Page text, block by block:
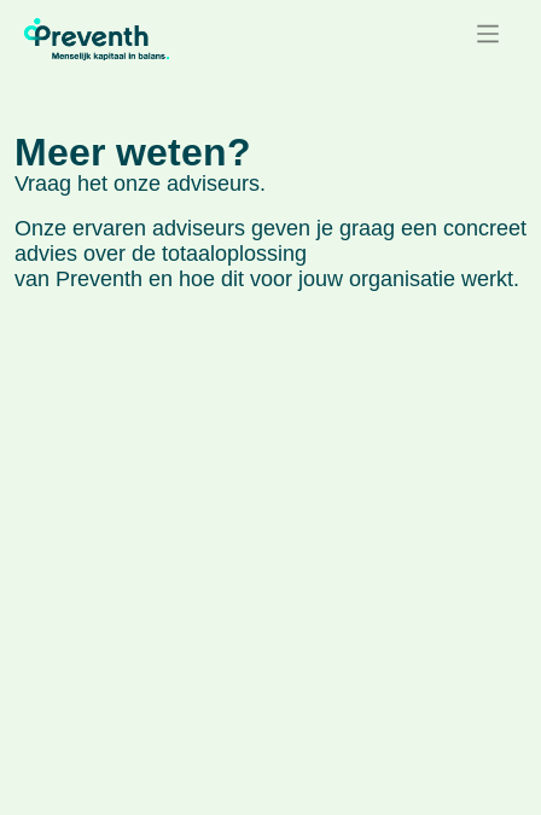
Meer weten?
Vraag het onze adviseurs.
Onze ervaren adviseurs geven je graag een concreet
advies over de totaaloplossing
van Preventh en hoe dit voor jouw organisatie werkt.